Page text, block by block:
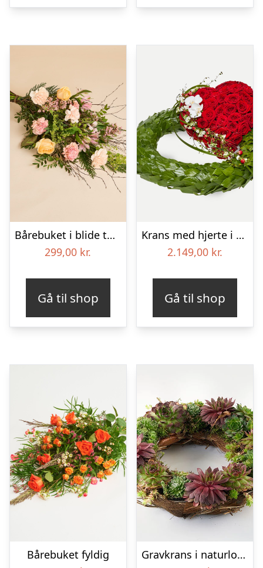
Bårebuket i blide toner
299,00 kr.
Gå til shop
Krans med hjerte i klassisk stil – rød og hvid
2.149,00 kr.
Gå til shop
Bårebuket fyldig
Gravkrans i naturlook – Blomster til begravelse